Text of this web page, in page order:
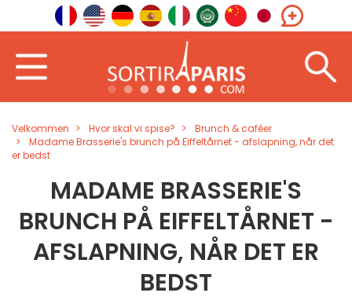
Velkommen Hvor skal vi spise?
Brunch & caféer
Madame Brasserie's brunch på Eiffeltårnet - afslapning, når det
er bedst
MADAME BRASSERIE'S
BRUNCH PÅ EIFFELTÅRNET -
AFSLAPNING, NÅR DET ER
BEDST